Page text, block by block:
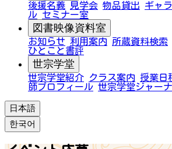
後援名義 見学会 物品貸出 ギャラ
ル セミナー室
図書映像資料室
お知らせ 利用案内 所蔵資料検索
ひとこと書評
世宗学堂
世宗学堂紹介 クラス案内 授業日
師プロフィール 世宗学堂ジャー
日本語
한국어